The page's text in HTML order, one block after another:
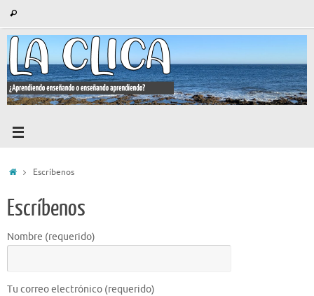
contenido
Buscar
InicioEscríbenos
Escríbenos
Nombre (requerido)
Tu correo electrónico (requerido)